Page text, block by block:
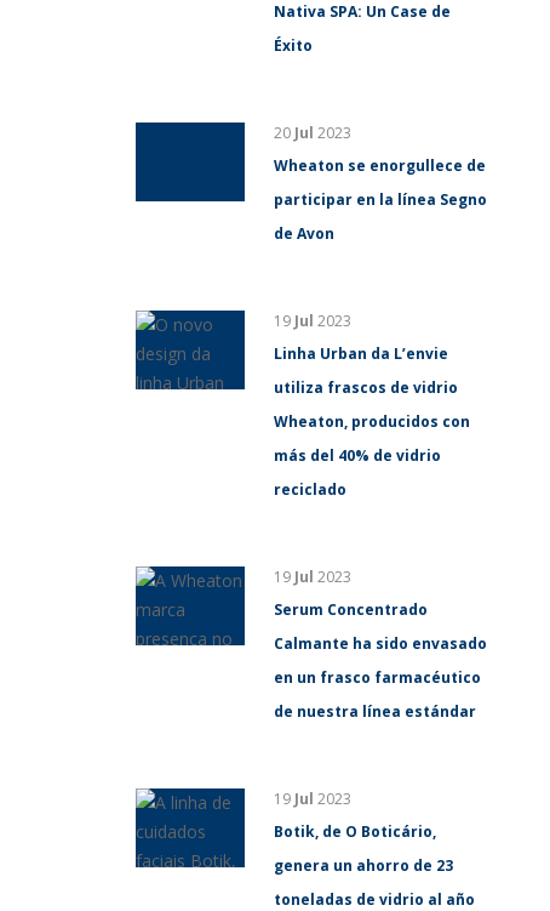
Nativa SPA: Un Case de
Éxito
20 Jul 2023
Wheaton se enorgullece de
participar en la línea Segno
de Avon
19 Jul 2023
Linha Urban da L’envie
utiliza frascos de vidrio
Wheaton, producidos con
más del 40% de vidrio
reciclado
19 Jul 2023
Serum Concentrado
Calmante ha sido envasado
en un frasco farmacéutico
de nuestra línea estándar
19 Jul 2023
Botik, de O Boticário,
genera un ahorro de 23
toneladas de vidrio al año